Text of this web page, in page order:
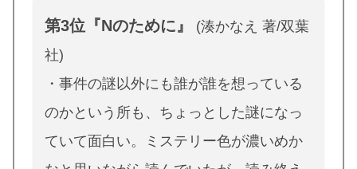
第3位『Nのために』
(湊かなえ 著/双葉
社)
・事件の謎以外にも誰が誰を想っている
のかという所も、ちょっとした謎になっ
ていて面白い。ミステリー色が濃いめか